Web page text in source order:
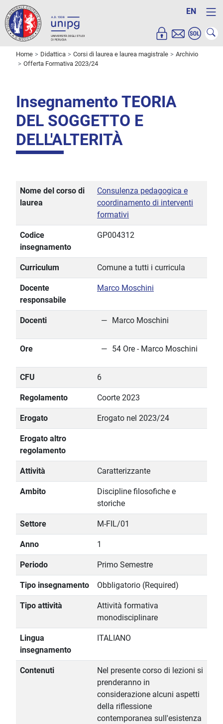
EN
Home Didattica Corsi di laurea e laurea magistrale
Archivio
Offerta Formativa 2023/24
Insegnamento TEORIA
DEL SOGGETTO E
DELL'ALTERITÀ
Nome del corso di
laurea
Consulenza pedagogica e
coordinamento di interventi
formativi
Codice
insegnamento
GP004312
Curriculum Comune a tutti i curricula
Docente
responsabile
Marco Moschini
Docenti Marco Moschini
Ore 54 Ore - Marco Moschini
CFU 6
Regolamento Coorte 2023
Erogato Erogato nel 2023/24
Erogato altro
regolamento
Attività Caratterizzante
Ambito
Discipline filosofiche e
storiche
Settore M-FIL/01
Anno 1
Periodo Primo Semestre
Tipo insegnamento Obbligatorio (Required)
Tipo attività
Attività formativa
monodisciplinare
Lingua
insegnamento
ITALIANO
Contenuti
Nel presente corso di lezioni si
prenderanno in
considerazione alcuni aspetti
della riflessione
contemporanea sull'esistenza